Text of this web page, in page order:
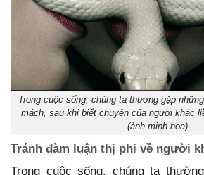
Trong cuộc sống, chúng ta thường gặp
mách, sau khi biết chuyện của người khác
(ảnh minh họa)
Tránh đàm luận thị phi về người
Trong cuộc sống, chúng ta